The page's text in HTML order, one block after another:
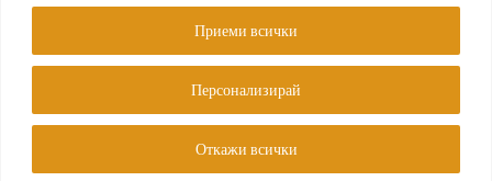
Персонализирай
Откажи всички
Приеми всички
Designed by ZWEBSolutions
Условия за ползване
Facebook